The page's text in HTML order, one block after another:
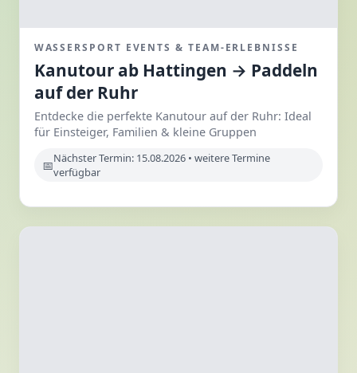
WASSERSPORT EVENTS & TEAM-ERLEBNISSE
Kanutour ab Hattingen → Paddeln
auf der Ruhr
Entdecke die perfekte Kanutour auf der Ruhr: Ideal
für Einsteiger, Familien & kleine Gruppen
Nächster Termin: 15.08.2026 • weitere Termine
verfügbar